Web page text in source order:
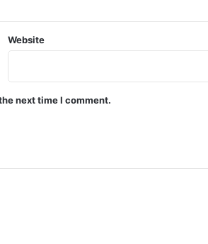
Website
next time I comment.